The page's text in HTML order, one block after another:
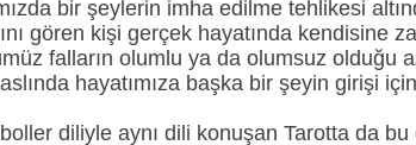
bir şeylerin imha edilme tehlikesi
gören kişi gerçek hayatında kendisine
falların olumlu ya da olumsuz olduğu
hayatımıza başka bir şeyin girişi
diliyle aynı dili konuşan Tarotta da